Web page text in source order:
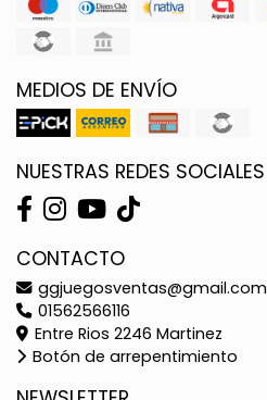
MEDIOS DE ENVÍO
NUESTRAS REDES SOCIALES
CONTACTO
ggjuegosventas@gmail.com
01562566116
Entre Rios 2246 Martinez
Botón de arrepentimiento